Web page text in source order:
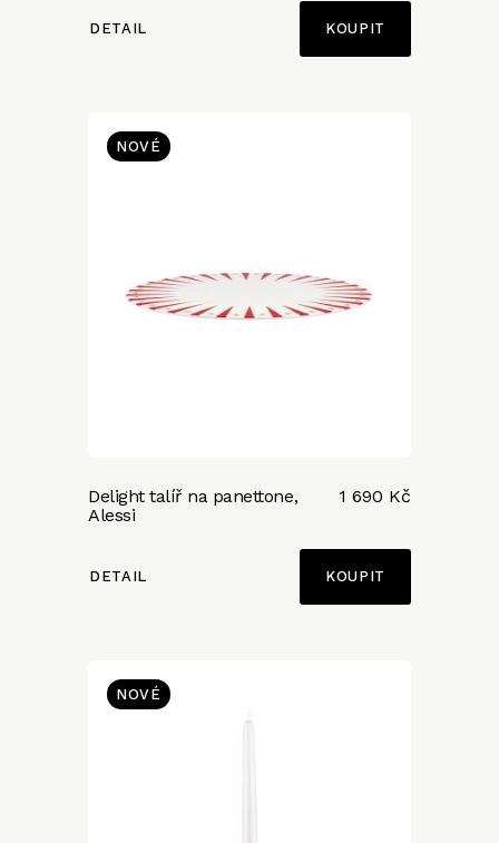
DETAIL
NOVÉ
Delight talíř na panettone,
Alessi
1 690 Kč
DETAIL
NOVÉ